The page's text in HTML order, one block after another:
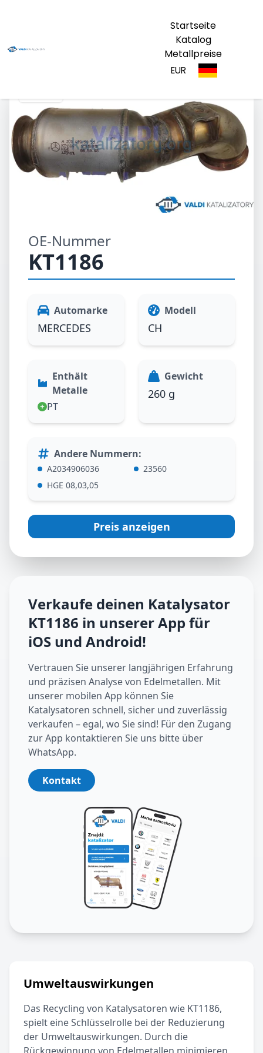
Startseite
Katalog
Metallpreise
EUR
OE-Nummer
KT1186
Automarke
MERCEDES
Modell
CH
Enthält
Metalle
PT
Gewicht
260 g
Andere Nummern:
A2034906036
23560
HGE 08,03,05
Preis anzeigen
Verkaufe deinen Katalysator
KT1186 in unserer App für
iOS und Android!
Vertrauen Sie unserer langjährigen Erfahrung
und präzisen Analyse von Edelmetallen. Mit
unserer mobilen App können Sie
Katalysatoren schnell, sicher und zuverlässig
verkaufen – egal, wo Sie sind! Für den Zugang
zur App kontaktieren Sie uns bitte über
WhatsApp.
Kontakt
Umweltauswirkungen
Das Recycling von Katalysatoren wie KT1186,
spielt eine Schlüsselrolle bei der Reduzierung
der Umweltauswirkungen. Durch die